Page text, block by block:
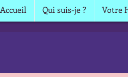
Accueil Qui suis-je ? Votre